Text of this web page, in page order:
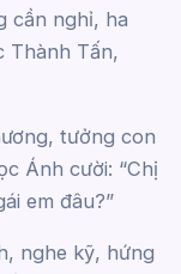
cần nghỉ, ha
Thành Tấn,
tưởng con
Ánh cười: “Chị
em đâu?”
nghe kỹ, hứng